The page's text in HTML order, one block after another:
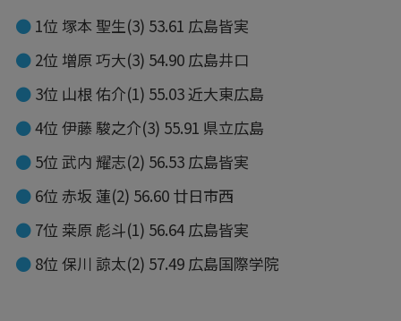
1位 塚本 聖生(3) 53.61 広島皆実
2位 増原 巧大(3) 54.90 広島井口
3位 山根 佑介(1) 55.03 近大東広島
4位 伊藤 駿之介(3) 55.91 県立広島
5位 武内 耀志(2) 56.53 広島皆実
6位 赤坂 蓮(2) 56.60 廿日市西
7位 桒原 彪斗(1) 56.64 広島皆実
8位 保川 諒太(2) 57.49 広島国際学院